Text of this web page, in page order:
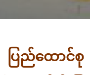
ပြည်ထောင်စု